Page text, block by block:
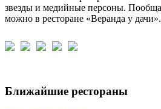
звезды и медийные персоны.
можно в ресторане «Веранда у дачи».
Ближайшие рестораны